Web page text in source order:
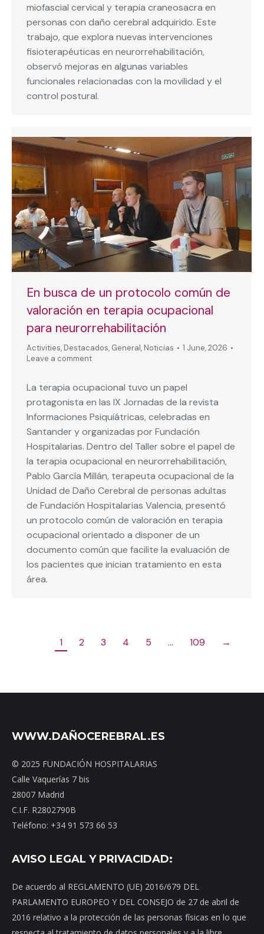
miofascial cervical y terapia craneosacra en
personas con daño cerebral adquirido. Este
trabajo, que explora nuevas intervenciones
fisioterapéuticas en neurorrehabilitación,
observó mejoras en algunas variables
funcionales relacionadas con la movilidad y el
control postural.
En busca de un protocolo común de
valoración en terapia ocupacional
para neurorrehabilitación
Activities, Destacados, General, Noticias
1 June, 2026
Leave a comment
La terapia ocupacional tuvo un papel
protagonista en las IX Jornadas de la revista
Informaciones Psiquiátricas, celebradas en
Santander y organizadas por Fundación
Hospitalarias. Dentro del Taller sobre el papel de
la terapia ocupacional en neurorrehabilitación,
Pablo García Millán, terapeuta ocupacional de la
Unidad de Daño Cerebral de personas adultas
de Fundación Hospitalarias Valencia, presentó
un protocolo común de valoración en terapia
ocupacional orientado a disponer de un
documento común que facilite la evaluación de
los pacientes que inician tratamiento en esta
área.
1 2 3 4 5 … 109 →
WWW.DAÑOCEREBRAL.ES
© 2025 FUNDACIÓN HOSPITALARIAS
Calle Vaquerías 7 bis
28007 Madrid
C.I.F. R2802790B
Teléfono: +34 91 573 66 53
AVISO LEGAL Y PRIVACIDAD:
De acuerdo al REGLAMENTO (UE) 2016/679 DEL
PARLAMENTO EUROPEO Y DEL CONSEJO de 27 de abril de
2016 relativo a la protección de las personas físicas en lo que